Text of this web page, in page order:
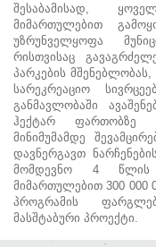
შესაბამისად,
მიმართულებით
უზრუნველყოფა
რისთვისაც
პარკების
სარეკრეაციო
განმავლობაში
ჰექტარ ფართობზე
მინიმუმამდე
დავნერგავთ
მომდევნო 4 წლის
მიმართულებით 300 000
პროგრამის
მასშტაბური პროექტი.